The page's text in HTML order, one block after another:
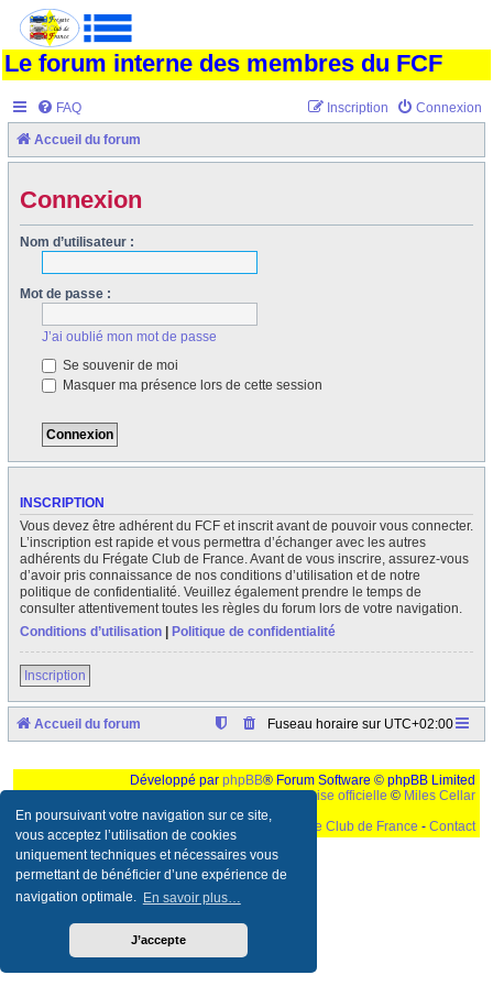
En poursuivant votre navigation sur ce site,
vous acceptez l’utilisation de cookies
uniquement techniques et nécessaires vous
permettant de bénéficier d’une expérience de
navigation optimale. En savoir plus…
J’accepte
Le forum interne des membres du FCF
FAQ Connexion
Inscription
Accueil du forum
Connexion
Nom d’utilisateur :
Mot de passe :
J’ai oublié mon mot de passe
Se souvenir de moi
Masquer ma présence lors de cette session
INSCRIPTION
Vous devez être adhérent du FCF et inscrit avant de pouvoir vous connecter.
L’inscription est rapide et vous permettra d’échanger avec les autres
adhérents du Frégate Club de France. Avant de vous inscrire, assurez-vous
d’avoir pris connaissance de nos conditions d’utilisation et de notre
politique de confidentialité. Veuillez également prendre le temps de
consulter attentivement toutes les règles du forum lors de votre navigation.
Conditions d’utilisation
Politique de confidentialité
Inscription
Accueil du forum Fuseau horaire sur UTC+02:00
Développé par phpBB® Forum Software © phpBB Limited
Traduction française officielle © Miles Cellar
Le Frégate Club de France - Contact
Ceci est un texte de remplissage qui n'a pour but que forcer l'elargissement de la div page...
Ben oui, quand on veut pas d'un "site optimise pour une resolution de 1024x768 et
parametres d'affichage pas defaut de votre navigateur" faut bien trouver des paliatifs !